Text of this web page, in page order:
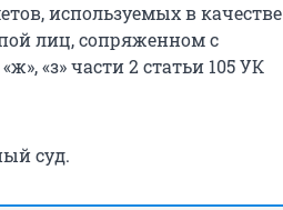
используемых в качестве
лиц, сопряженном с
«з» части 2 статьи 105 УК
суд.